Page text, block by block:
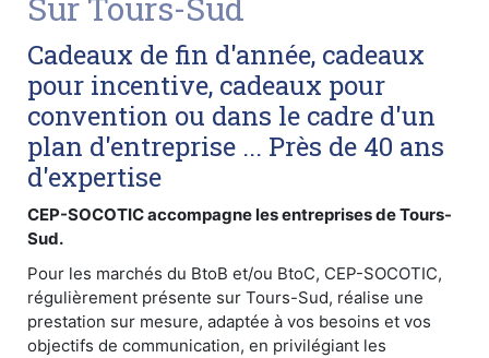
Sur Tours-Sud
Cadeaux de fin d'année, cadeaux
pour incentive, cadeaux pour
convention ou dans le cadre d'un
plan d'entreprise ... Près de 40 ans
d'expertise
CEP-SOCOTIC accompagne les entreprises de Tours-
Sud.
Pour les marchés du BtoB et/ou BtoC, CEP-SOCOTIC,
régulièrement présente sur Tours-Sud, réalise une
prestation sur mesure, adaptée à vos besoins et vos
objectifs de communication, en privilégiant les